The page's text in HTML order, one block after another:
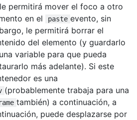
permitirá mover el foco a otro
en el
paste evento, sin
le permitirá borrar el
del elemento (y guardarlo
variable para que pueda
más adelante). Si este
es una
(probablemente trabaja para una
también) a continuación, a
puede desplazarse por